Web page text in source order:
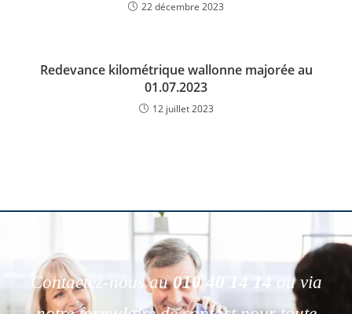
22 décembre 2023
Redevance kilométrique wallonne majorée au
01.07.2023
12 juillet 2023
Contactez-nous au010 40 14 14
ou via